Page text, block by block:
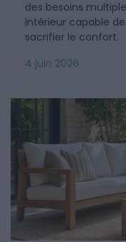
des besoins
intérieur capable
sacrifier le confort.
4 juin 2026